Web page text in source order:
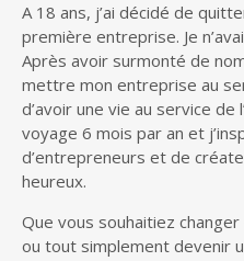
A 18 ans, j’ai décidé de
première entreprise. Je
Après avoir surmonté de
mettre mon entreprise au
d’avoir une vie au service de
voyage 6 mois par an et
d’entrepreneurs et de
heureux.
Que vous souhaitiez
ou tout simplement devenir